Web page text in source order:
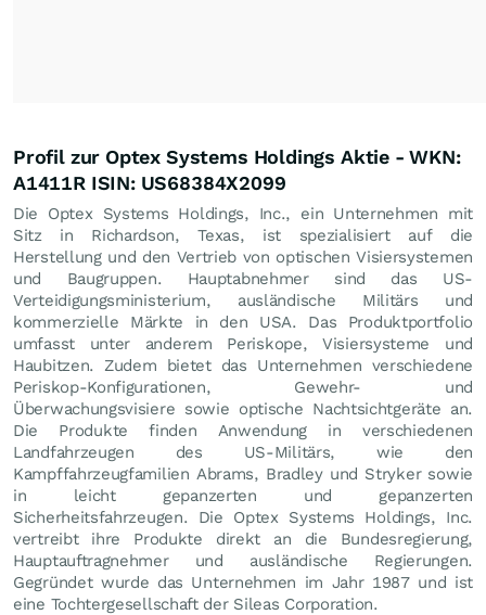
Profil zur Optex Systems Holdings Aktie - WKN:
A1411R ISIN: US68384X2099
Die Optex Systems Holdings, Inc., ein Unternehmen mit
Sitz in Richardson, Texas, ist spezialisiert auf die
Herstellung und den Vertrieb von optischen Visiersystemen
und Baugruppen. Hauptabnehmer sind das US-
Verteidigungsministerium, ausländische Militärs und
kommerzielle Märkte in den USA. Das Produktportfolio
umfasst unter anderem Periskope, Visiersysteme und
Haubitzen. Zudem bietet das Unternehmen verschiedene
Periskop-Konfigurationen, Gewehr- und
Überwachungsvisiere sowie optische Nachtsichtgeräte an.
Die Produkte finden Anwendung in verschiedenen
Landfahrzeugen des US-Militärs, wie den
Kampffahrzeugfamilien Abrams, Bradley und Stryker sowie
in leicht gepanzerten und gepanzerten
Sicherheitsfahrzeugen. Die Optex Systems Holdings, Inc.
vertreibt ihre Produkte direkt an die Bundesregierung,
Hauptauftragnehmer und ausländische Regierungen.
Gegründet wurde das Unternehmen im Jahr 1987 und ist
eine Tochtergesellschaft der Sileas Corporation.